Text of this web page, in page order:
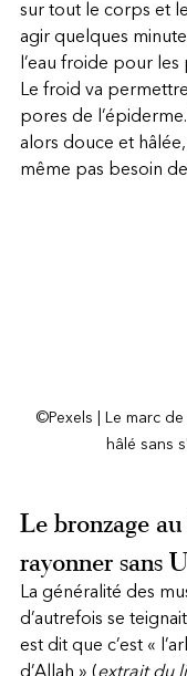
sur tout le corps et
agir quelques
l’eau froide pour les
Le froid va
pores de
alors douce et hâlée,
même pas besoin
©Pexels | Le marc
hâlé sans
Le bronzage
rayonner sans
La généralité des
d’autrefois se
est dit que c’est «